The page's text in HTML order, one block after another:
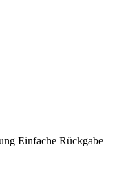
Einfache Rückgabe